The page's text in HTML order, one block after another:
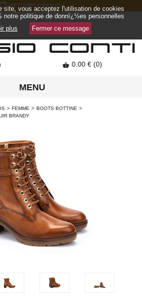
RETOURS GRATUITS
 0.00 € (0)
MENU
FEMME
BOOTS BOTTINE
BRANDY
site, vous acceptez l'utilisation de cookies
politique de donnï¿½es personnelles
plus
Fermer ce message